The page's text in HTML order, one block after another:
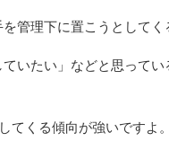
管理下に置こうとしてく
いたい」などと思って
てくる傾向が強いですよ。